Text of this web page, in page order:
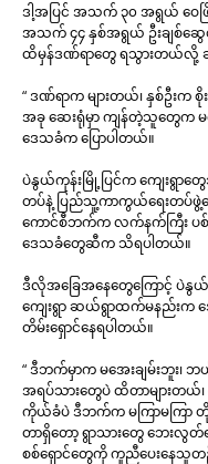
ဒါ့အပြင် အသက် ၃၀ အရွယ် ဝေ
အသက် ၄၄ နှစ်အရွယ် ဦးချစ်ဆွေ
ထိမှန်ဒဏ်ရာတွေ ရသွားတယ်လို့
“ ဒဏ်ရာက များတယ်၊ နှစ်ဦးက
အခု ဆေးရုံမှာ ကျန်တဲ့သူတွေက မ
ဒေသခံက ပြောပါတယ်။
ပဲနွယ်ကုန်းမြို့ပြင်က ကျေးရွာ
တပ်နဲ့ ပြည်သူ့ကာကွယ်ရေးတပ်ဖွဲ့
ကောင်စီဘက်က လက်နက်ကြီး ပစ်
ဒေသခံတွေဆီက သိရပါတယ်။
ဒီလိုအခြေအနေတွေကြောင့် ပဲနွ
ကျေးရွာ ဆယ်ရွာထက်မနည်းက
တိမ်းရှောင်နေရပါတယ်။
“ ဒီဘက်မှာက မအေးချမ်းဘူး
အရပ်သားတွေပဲ ထိတာများတယ်
ကိုယ်ခံပဲ ဒီဘက်က မကြာမကြာ
တာရှိတော့ ရွာသားတွေ ဘေးလွတ်
စစ်ရှောင်တွေကို ကူညီပေးနေသူတ